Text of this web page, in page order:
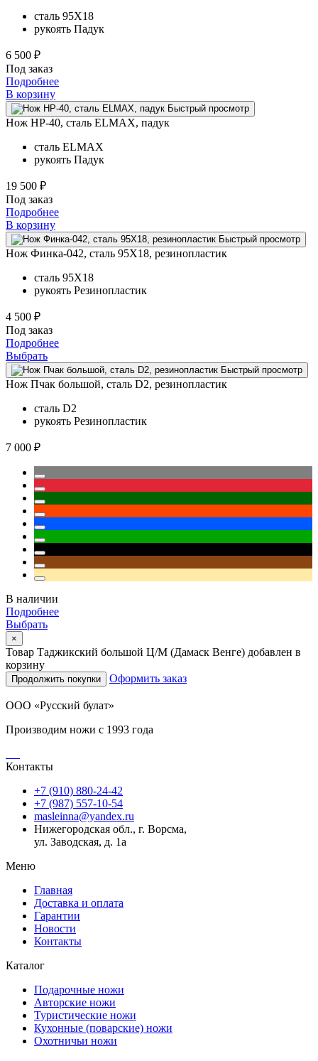
сталь 95Х18
рукоять Падук
6 500 ₽
Под заказ
Подробнее
В корзину
Быстрый просмотр
Нож НР-40, сталь ELMAX, падук
сталь ELMAX
рукоять Падук
19 500 ₽
Под заказ
Подробнее
В корзину
Быстрый просмотр
Нож Финка-042, сталь 95Х18, резинопластик
сталь 95Х18
рукоять Резинопластик
4 500 ₽
Под заказ
Подробнее
Выбрать
Быстрый просмотр
Нож Пчак большой, сталь D2, резинопластик
сталь D2
рукоять Резинопластик
7 000 ₽
В наличии
Подробнее
Выбрать
×
Товар Таджикский большой Ц/М (Дамаск Венге) добавлен в
корзину
Продолжить покупки Оформить заказ
ООО «Русский булат»
Производим ножи с 1993 года
Контакты
+7 (910) 880-24-42
+7 (987) 557-10-54
masleinna@yandex.ru
Нижегородская обл., г. Ворсма,
ул. Заводская, д. 1а
Меню
Главная
Доставка и оплата
Гарантии
Новости
Контакты
Каталог
Подарочные ножи
Авторские ножи
Туристические ножи
Кухонные (поварские) ножи
Охотничьи ножи